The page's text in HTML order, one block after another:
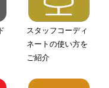
スタッフコーディ
ネートの使い方を
ご紹介